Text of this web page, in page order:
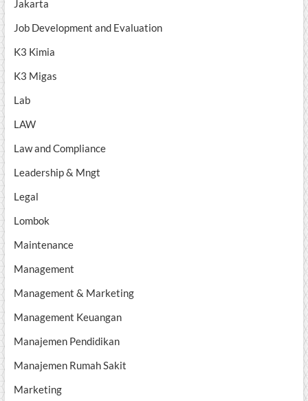
Jakarta
Job Development and Evaluation
K3 Kimia
K3 Migas
Lab
LAW
Law and Compliance
Leadership & Mngt
Legal
Lombok
Maintenance
Management
Management & Marketing
Management Keuangan
Manajemen Pendidikan
Manajemen Rumah Sakit
Marketing